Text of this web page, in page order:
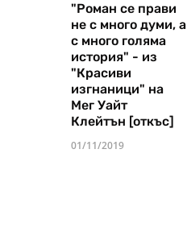
"Роман се прави
не с много думи, а
с много голяма
история" - из
"Красиви
изгнаници" на
Мег Уайт
Клейтън [откъс]
01/11/2019